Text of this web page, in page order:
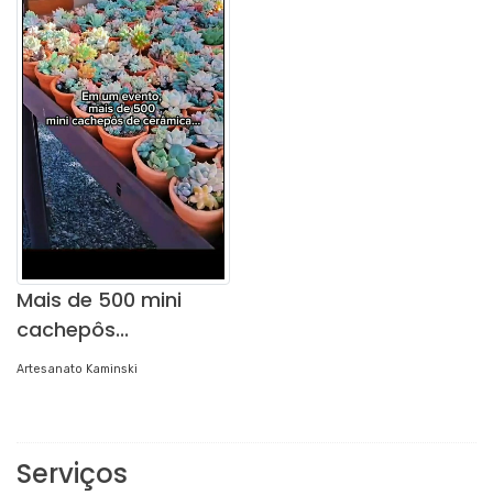
Mais de 500 mini
cachepôs...
Artesanato Kaminski
Serviços